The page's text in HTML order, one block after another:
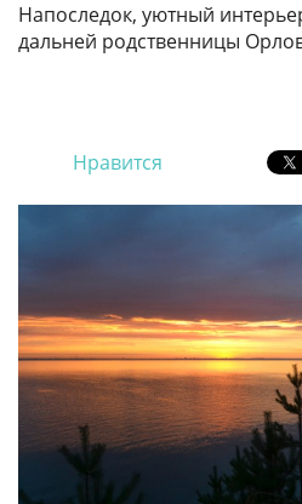
Напоследок, уютный
дальней родственницы
Нравится